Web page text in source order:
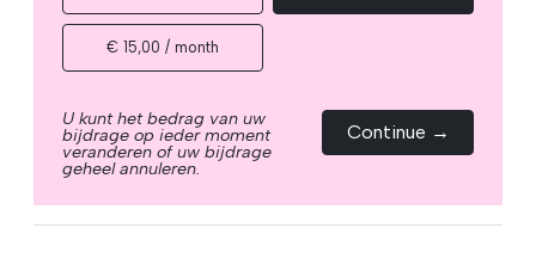
€ 15,00 / month
U kunt het bedrag van uw
bijdrage op ieder moment
veranderen of uw bijdrage
geheel annuleren.
Continue →